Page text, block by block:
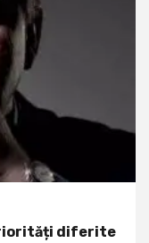
diferite